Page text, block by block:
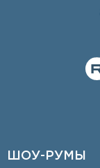
ШОУ-РУМЫ